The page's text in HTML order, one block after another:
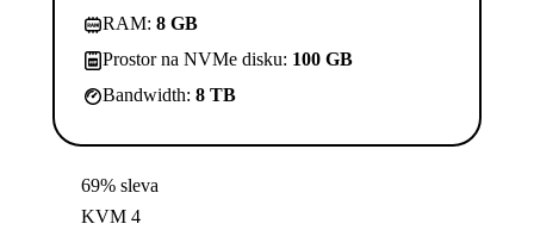
RAM: 8 GB
Prostor na NVMe disku: 100 GB
Bandwidth: 8 TB
69% sleva
KVM 4